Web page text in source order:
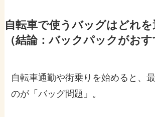
自転車で使うバッグはどれを
（結論：バックパックがおす
自転車通勤や街乗りを始めると、
のが「バッグ問題」。